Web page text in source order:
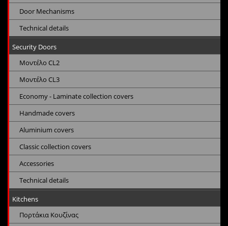
Door Mechanisms
Technical details
Security Doors
Μοντέλο CL2
Μοντέλο CL3
Economy - Laminate collection covers
Handmade covers
Aluminium covers
Classic collection covers
Accessories
Technical details
Kitchens
Πορτάκια Κουζίνας